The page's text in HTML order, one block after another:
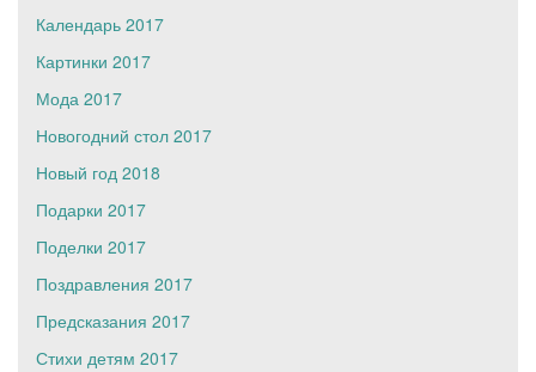
Календарь 2017
Картинки 2017
Мода 2017
Новогодний стол 2017
Новый год 2018
Подарки 2017
Поделки 2017
Поздравления 2017
Предсказания 2017
Стихи детям 2017